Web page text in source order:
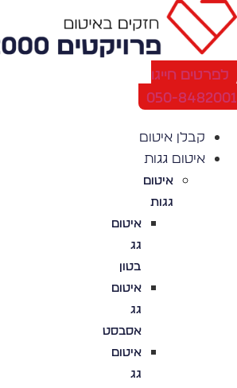
לפרטים חייגו
050-
קבלן איטום
איטום גגות
איטום
גגות
איטום
גג
בטון
איטום
גג
אסבסט
איטום
גג